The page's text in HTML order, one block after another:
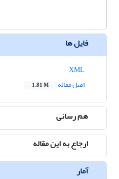
فایل ها
اصل مقاله
1.81 M
هم رسانی
ارجاع به این مقاله
آمار